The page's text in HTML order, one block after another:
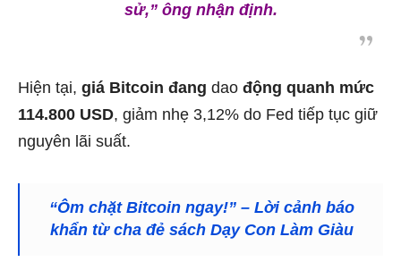
sử,”ông nhận định.
Hiện tại, giá Bitcoin đang dao động quanh mức
114.800 USD, giảm nhẹ 3,12% do Fed tiếp tục giữ
nguyên lãi suất.
“Ôm chặt Bitcoin ngay!” – Lời cảnh báo
khẩn từ cha đẻ sách Dạy Con Làm Giàu